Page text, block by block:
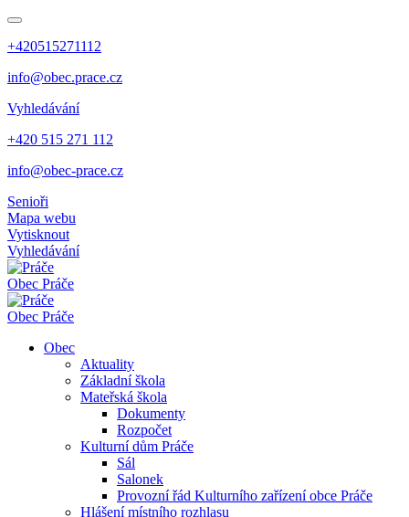
+420515271112
info@obec.prace.cz
Vyhledávání
+420 515 271 112
info@obec-prace.cz
Senioři
Mapa webu
Vytisknout
Vyhledávání
Obec Práče
Obec Práče
Obec
Aktuality
Základní škola
Mateřská škola
Dokumenty
Rozpočet
Kulturní dům Práče
Sál
Salonek
Provozní řád Kulturního zařízení obce Práče
Hlášení místního rozhlasu